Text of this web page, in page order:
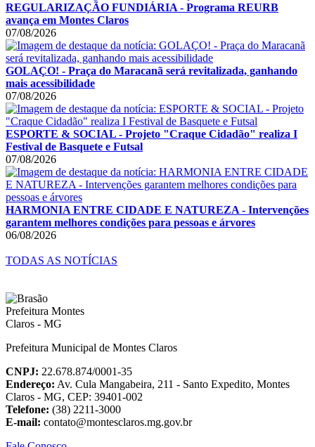
REGULARIZAÇÃO FUNDIÁRIA - Programa REURB
avança em Montes Claros
07/08/2026
GOLAÇO! - Praça do Maracanã será revitalizada, ganhando
mais acessibilidade
07/08/2026
ESPORTE & SOCIAL - Projeto "Craque Cidadão" realiza I
Festival de Basquete e Futsal
07/08/2026
HARMONIA ENTRE CIDADE E NATUREZA - Intervenções
garantem melhores condições para pessoas e árvores
06/08/2026
TODAS AS NOTÍCIAS
Prefeitura Municipal de Montes Claros
CNPJ: 22.678.874/0001-35
Endereço: Av. Cula Mangabeira, 211 - Santo Expedito, Montes
Claros - MG, CEP: 39401-002
Telefone: (38) 2211-3000
E-mail: contato@montesclaros.mg.gov.br